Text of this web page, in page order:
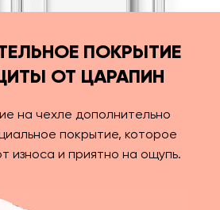
ПОКРЫТИЕ
ОТ ЦАРАПИН
на чехле дополнительно
покрытие, которое
износа и приятно на ощупь.